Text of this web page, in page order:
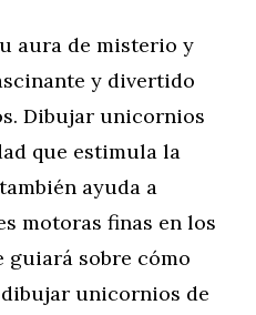
aura de misterio y
y divertido
Dibujar unicornios
que estimula la
ayuda a
motoras finas en los
sobre cómo
unicornios de